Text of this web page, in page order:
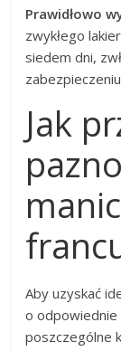
Prawidłowo
zwykłego
siedem dni,
Jak
Aby uzyskać
o
poszczególne